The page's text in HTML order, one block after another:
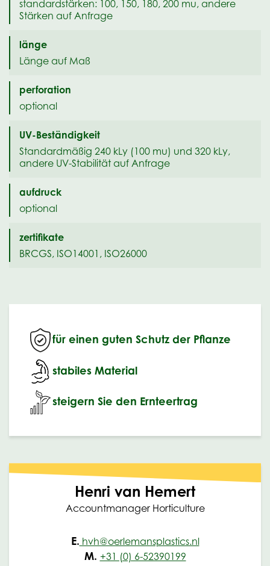
standardstärken: 100, 150, 180, 200 mu, andere
Stärken auf Anfrage
länge
Länge auf Maß
perforation
optional
UV-Beständigkeit
Standardmäßig 240 kLy (100 mu) und 320 kLy,
andere UV-Stabilität auf Anfrage
aufdruck
optional
zertifikate
BRCGS, ISO14001, ISO26000
für einen guten Schutz der Pflanze
stabiles Material
steigern Sie den Ernteertrag
Henri van Hemert
Accountmanager Horticulture
E. hvh@oerlemansplastics.nl
M. +31 (0) 6-52390199